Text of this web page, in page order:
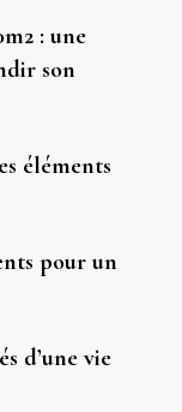
: une
son
éléments
pour un
d’une vie